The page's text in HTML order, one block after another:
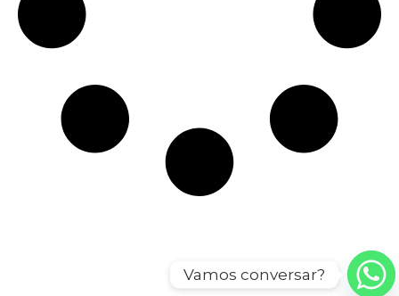
Vamos conversar?